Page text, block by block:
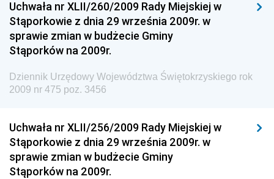
Dziennik Urzędowy Ministra Spraw Zagranicznych
Dziennik Urzędowy Centralnego Biura
Antykorupcyjnego
Wewnętrznego
Dziennik Urzędowy Urzędu Patentowego
Dziennik Urzędowy Generalnej Dyrekcji Dróg
Krajowych i Autostrad
Dziennik Urzędowy Ministra Środowiska
Uchwała nr XLII/260/2009 Rady Miejskiej w
Stąporkowie z dnia 29 września 2009r. w
sprawie zmian w budżecie Gminy
Stąporków na 2009r.
Dziennik Urzędowy Województwa Świętokrzyskiego rok
2009 nr 475 poz. 3456
Uchwała nr XLII/256/2009 Rady Miejskiej w
Stąporkowie z dnia 29 września 2009r. w
sprawie zmian w budżecie Gminy
Stąporków na 2009r.